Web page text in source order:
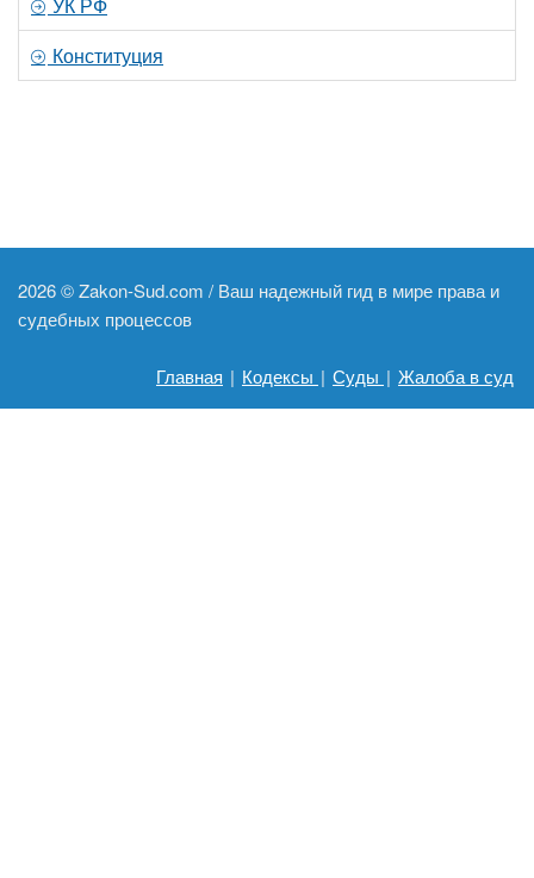
Конституция
2026 ©Zakon-Sud.com / Ваш надежный гид в мире права и
судебных процессов
Главная | Кодексы | Суды | Жалоба в суд